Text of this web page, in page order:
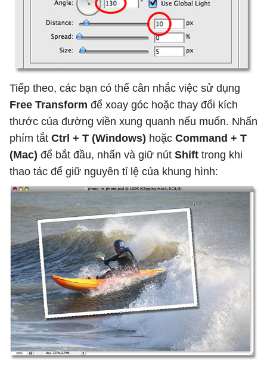
Tiếp theo, các bạn có thể cân nhắc việc sử dụng
Free Transform để xoay góc hoặc thay đổi kích
thước của đường viền xung quanh nếu muốn. Nhấn
phím tắt Ctrl + T (Windows) hoặc Command + T
(Mac) để bắt đầu, nhấn và giữ nút Shift trong khi
thao tác để giữ nguyên tỉ lệ của khung hình: